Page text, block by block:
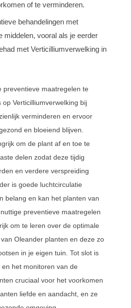
of te verminderen.
behandelingen met
middelen, vooral als je eerder
met Verticilliumverwelking in
preventieve maatregelen te
Verticilliumverwelking bij
verminderen en ervoor
en bloeiend blijven.
om de plant af en toe te
delen zodat deze tijdig
en verdere verspreiding
is goede luchtcirculatie
belang en kan het planten van
preventieve maatregelen
om te leren over de optimale
Oleander planten en deze zo
in je eigen tuin. Tot slot is
het monitoren van de
cruciaal voor het voorkomen
liefde en aandacht, en ze